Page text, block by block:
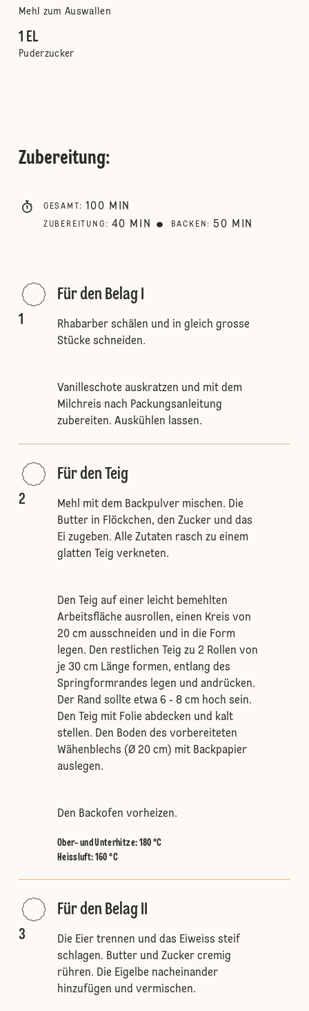
Mehl zum Auswallen
1 EL
Puderzucker
Zubereitung:
GESAMT : 100 MIN
ZUBEREITUNG : 40 MIN BACKEN : 50 MIN
1
Für den Belag I
Rhabarber schälen und in gleich grosse
Stücke schneiden.
Vanilleschote auskratzen und mit dem
Milchreis nach Packungsanleitung
zubereiten. Auskühlen lassen.
2
Für den Teig
Mehl mit dem Backpulver mischen. Die
Butter in Flöckchen, den Zucker und das
Ei zugeben. Alle Zutaten rasch zu einem
glatten Teig verkneten.
Den Teig auf einer leicht bemehlten
Arbeitsfläche ausrollen, einen Kreis von
20 cm ausschneiden und in die Form
legen. Den restlichen Teig zu 2 Rollen von
je 30 cm Länge formen, entlang des
Springformrandes legen und andrücken.
Der Rand sollte etwa 6 - 8 cm hoch sein.
Den Teig mit Folie abdecken und kalt
stellen. Den Boden des vorbereiteten
Wähenblechs (Ø 20 cm) mit Backpapier
auslegen.
Den Backofen vorheizen.
Ober- und Unterhitze: 180 °C
Heissluft: 160 °C
3
Für den Belag II
Die Eier trennen und das Eiweiss steif
schlagen. Butter und Zucker cremig
rühren. Die Eigelbe nacheinander
hinzufügen und vermischen.